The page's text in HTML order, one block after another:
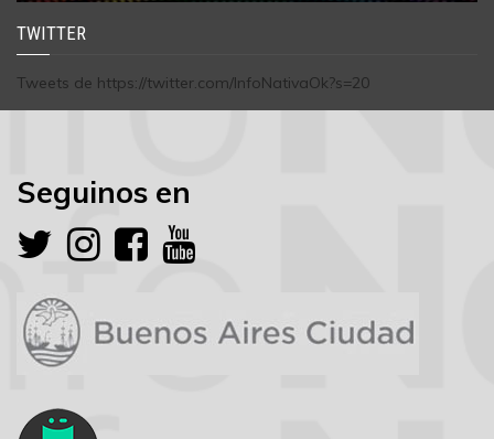
TWITTER
Tweets de https://twitter.com/InfoNativaOk?s=20
Seguinos en